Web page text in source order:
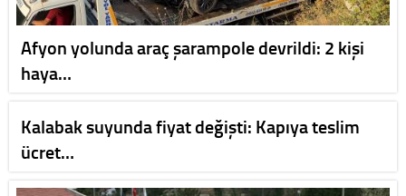
Afyon yolunda araç şarampole devrildi: 2 kişi
haya…
Kalabak suyunda fiyat değişti: Kapıya teslim
ücret…